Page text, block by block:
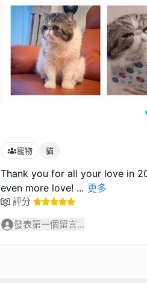
寵物 貓
Thank you for all your love in
even more love! ... 更多
評分
發表第一個留言...